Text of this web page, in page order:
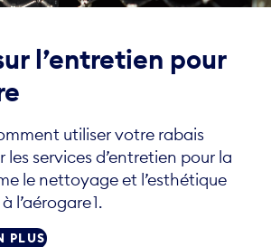
l’entretien pour
utiliser votre rabais
les services d’entretien pour la
le nettoyage et l’esthétique
l’aérogare 1.
PLUS